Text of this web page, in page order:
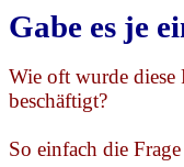
Gabe es je
Wie oft wurde diese
beschäftigt?
So einfach die